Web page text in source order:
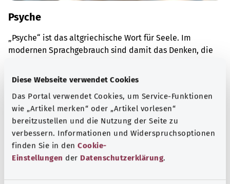
Diese Webseite verwendet Cookies
Das Portal verwendet Cookies, um Service-Funktionen
wie „Artikel merken“ oder „Artikel vorlesen“
bereitzustellen und die Nutzung der Seite zu
verbessern. Informationen und Widerspruchsoptionen
finden Sie in den Cookie-
Einstellungen der Datenschutzerklärung.
Psyche
„Psyche“ ist das altgriechische Wort für Seele. Im
modernen Sprachgebrauch sind damit das Denken, die
Mehr erfahren